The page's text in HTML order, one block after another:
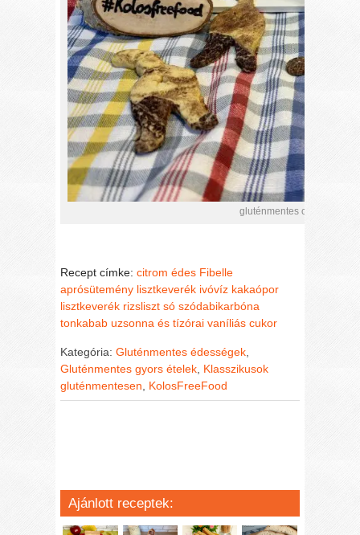
gluténmentes cica-micák
Recept címke:citrom édes Fibelle
aprósütemény lisztkeverék ivóvíz kakaópor
lisztkeverék rizsliszt só szódabikarbóna
tonkabab uzsonna és tízórai vaníliás cukor
Kategória:Gluténmentes édességek
Gluténmentes gyors ételek Klasszikusok
gluténmentesen
KolosFreeFood
Ajánlott receptek: